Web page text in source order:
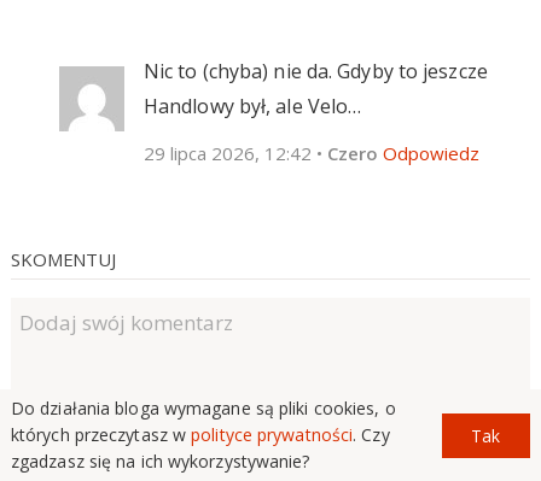
Nic to (chyba) nie da. Gdyby to jeszcze
Handlowy był, ale Velo…
29 lipca 2026, 12:42 • Czero Odpowiedz
SKOMENTUJ
Do działania bloga wymagane są pliki cookies, o
których przeczytasz wpolityce prywatności. Czy
zgadzasz się na ich wykorzystywanie?
Tak